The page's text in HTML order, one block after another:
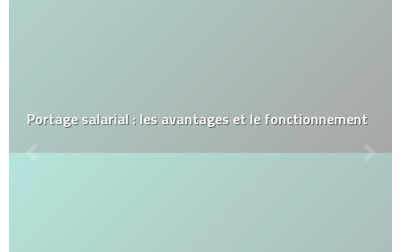
Portage salarial : les avantages et le fonctionnement